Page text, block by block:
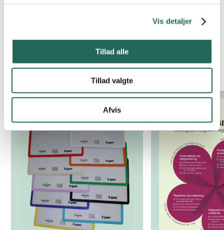
Vis detaljer
Tillad alle
Tillad valgte
Afvis
Relaterede produkter